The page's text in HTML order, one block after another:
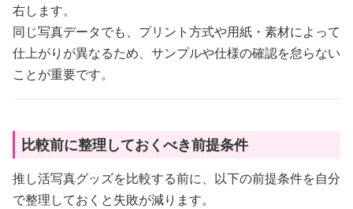
右します。
同じ写真データでも、プリント方式や用紙・素材によって
仕上がりが異なるため、サンプルや仕様の確認を怠らない
ことが重要です。
比較前に整理しておくべき前提条件
推し活写真グッズを比較する前に、以下の前提条件を自分
で整理しておくと失敗が減ります。